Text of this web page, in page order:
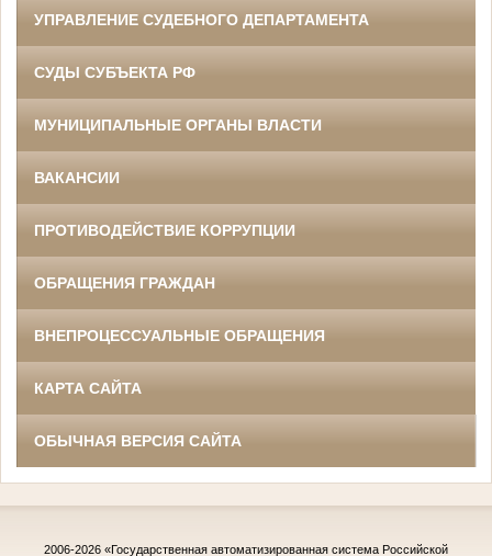
УПРАВЛЕНИЕ СУДЕБНОГО ДЕПАРТАМЕНТА
СУДЫ СУБЪЕКТА РФ
МУНИЦИПАЛЬНЫЕ ОРГАНЫ ВЛАСТИ
ВАКАНСИИ
ПРОТИВОДЕЙСТВИЕ КОРРУПЦИИ
ОБРАЩЕНИЯ ГРАЖДАН
ВНЕПРОЦЕССУАЛЬНЫЕ ОБРАЩЕНИЯ
КАРТА САЙТА
ОБЫЧНАЯ ВЕРСИЯ САЙТА
2006-2026 «Государственная автоматизированная система Российской